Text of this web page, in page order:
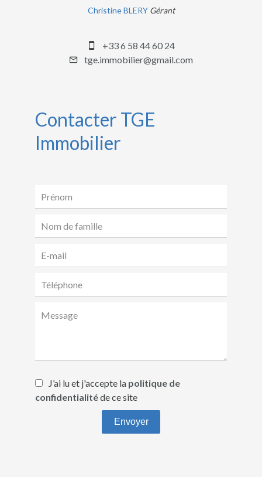
Christine BLERY Gérant
+33 6 58 44 60 24
tge.immobilier@gmail.com
Contacter TGE
Immobilier
J’ai lu et j'accepte la politique de
confidentialitéde ce site
Envoyer